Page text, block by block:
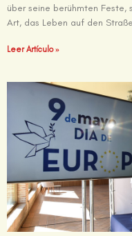
über seine berühmten
Art, das Leben auf den
Leer Artículo »